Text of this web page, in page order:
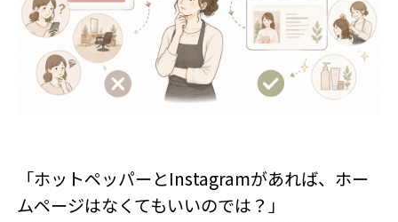
「ホットペッパーとInstagramがあれば、ホー
ムページはなくてもいいのでは？」